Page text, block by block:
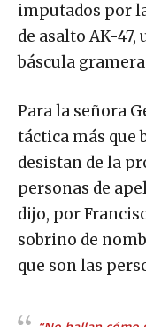
imputados por
de asalto AK-
báscula
Para la señora
táctica más que
desistan de la
personas de
dijo, por
sobrino de
que son las